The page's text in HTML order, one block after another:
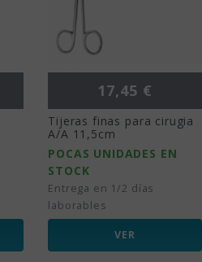
Precio
17,45 €
Tijeras finas para cirugia
A/A 11,5cm
POCAS UNIDADES EN
STOCK
Entrega en 1/2 días
laborables
VER